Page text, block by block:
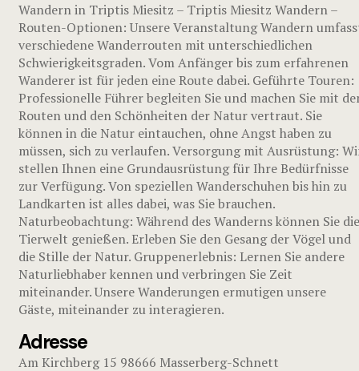
Wandern in Triptis Miesitz – Triptis Miesitz Wandern –
Routen-Optionen: Unsere Veranstaltung Wandern
verschiedene Wanderrouten mit unterschiedlichen
Schwierigkeitsgraden. Vom Anfänger bis zum erfahrenen
Wanderer ist für jeden eine Route dabei. Geführte Touren:
Professionelle Führer begleiten Sie und machen Sie mit
Routen und den Schönheiten der Natur vertraut. Sie
können in die Natur eintauchen, ohne Angst haben zu
müssen, sich zu verlaufen. Versorgung mit Ausrüstung:
stellen Ihnen eine Grundausrüstung für Ihre Bedürfnisse
zur Verfügung. Von speziellen Wanderschuhen bis hin zu
Landkarten ist alles dabei, was Sie brauchen.
Naturbeobachtung: Während des Wanderns können Sie die
Tierwelt genießen. Erleben Sie den Gesang der Vögel und
die Stille der Natur. Gruppenerlebnis: Lernen Sie andere
Naturliebhaber kennen und verbringen Sie Zeit
miteinander. Unsere Wanderungen ermutigen unsere
Gäste, miteinander zu interagieren.
Adresse
Am Kirchberg 15 98666 Masserberg-Schnett